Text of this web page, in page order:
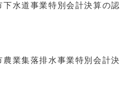
水道事業特別会計決算の認
業集落排水事業特別会計決